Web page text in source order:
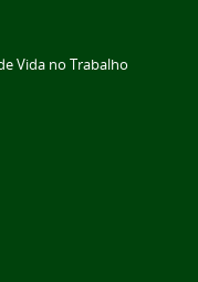
Vida no Trabalho